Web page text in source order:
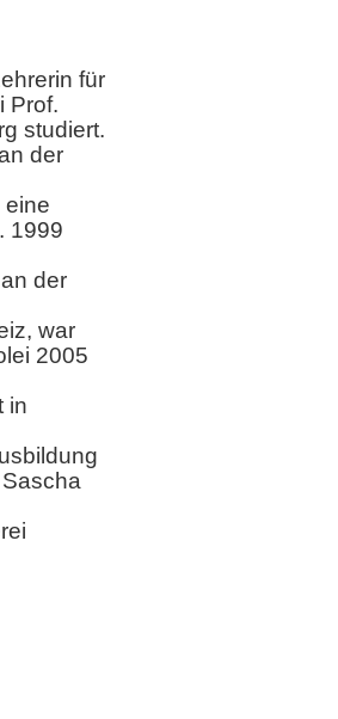
für
Prof.
studiert.
der
eine
. 1999
der
war
2005
in